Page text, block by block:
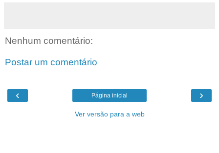
Nenhum comentário:
Postar um comentário
‹ ›
Página inicial
Ver versão para a web